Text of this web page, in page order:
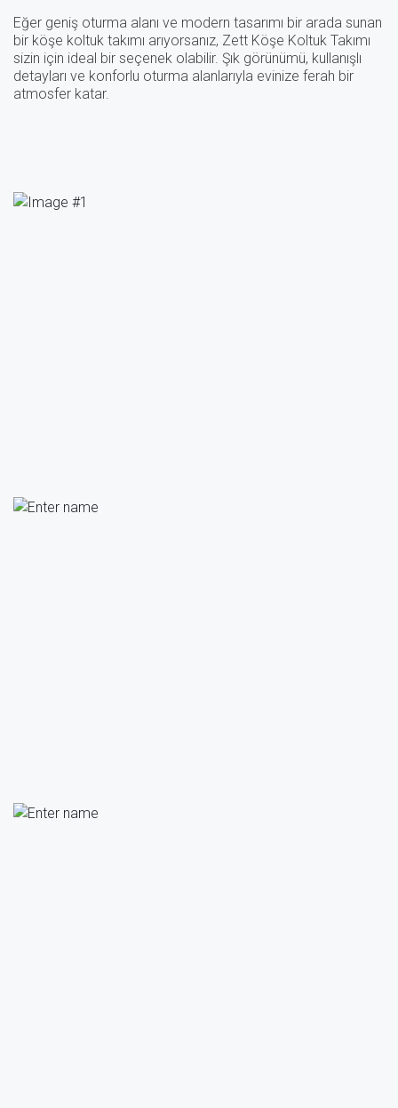
Eğer geniş oturma alanı ve modern tasarımı bir arada sunan
bir köşe koltuk takımı arıyorsanız, Zett Köşe Koltuk Takımı
sizin için ideal bir seçenek olabilir. Şık görünümü, kullanışlı
detayları ve konforlu oturma alanlarıyla evinize ferah bir
atmosfer katar.